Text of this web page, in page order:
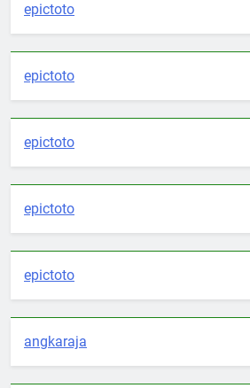
epictoto
epictoto
epictoto
epictoto
epictoto
angkaraja